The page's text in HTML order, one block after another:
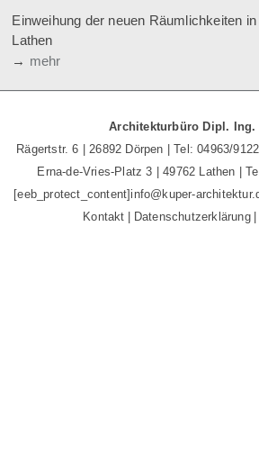
Einweihung der neuen Räumlichkeiten
Lathen
→ mehr
Architekturbüro Dipl. Ing.
Rägertstr. 6 | 26892 Dörpen | Tel: 04963/
Erna-de-Vries-Platz 3 | 49762 Lathen |
[eeb_protect_content]info@kuper-
Kontakt
Datenschutzerklärung